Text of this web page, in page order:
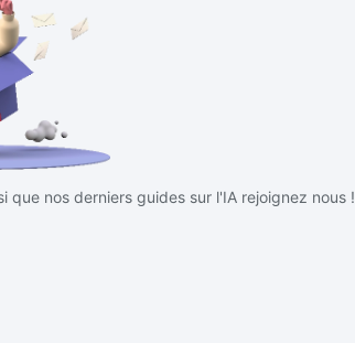
que nos derniers guides sur l'IA rejoignez nous !